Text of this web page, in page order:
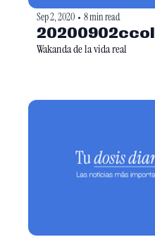
Sep 2, 2020 • 8 min read
20200902ccol
Wakanda de la vida real